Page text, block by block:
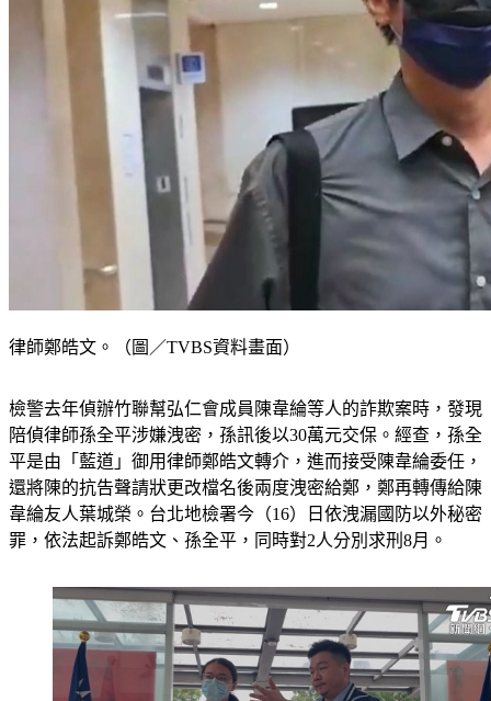
陪偵律師孫全平涉嫌洩密，孫訊後以30萬元交保。經查，孫全
平是由「藍道」御用律師鄭皓文轉介，進而接受陳韋綸委任，
還將陳的抗告聲請狀更改檔名後兩度洩密給鄭，鄭再轉傳給陳
韋綸友人葉城榮。台北地檢署今（16）日依洩漏國防以外秘密
罪，依法起訴鄭皓文、孫全平，同時對2人分別求刑8月。